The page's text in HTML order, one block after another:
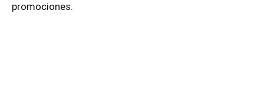
promociones.